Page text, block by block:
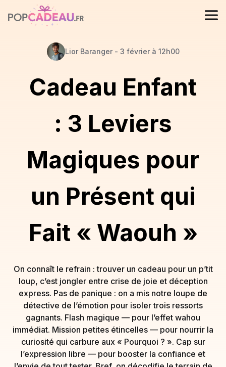
Lior Baranger - 3 février à 12h00
Cadeau Enfant
: 3 Leviers
Magiques pour
un Présent qui
Fait « Waouh »
On connaît le refrain : trouver un cadeau pour un p’tit
loup, c’est jongler entre crise de joie et déception
express. Pas de panique : on a mis notre loupe de
détective de l’émotion pour isoler trois ressorts
gagnants. Flash magique — pour l’effet wahou
immédiat. Mission petites étincelles — pour nourrir la
curiosité qui carbure aux « Pourquoi ? ». Cap sur
l’expression libre — pour booster la confiance et